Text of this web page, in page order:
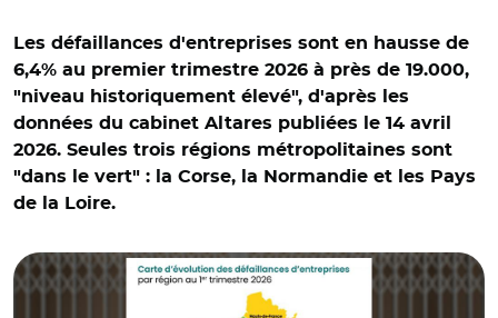
Les défaillances d'entreprises sont en hausse de
6,4% au premier trimestre 2026 à près de 19.000,
"niveau historiquement élevé", d'après les
données du cabinet Altares publiées le 14 avril
2026. Seules trois régions métropolitaines sont
"dans le vert" : la Corse, la Normandie et les Pays
de la Loire.